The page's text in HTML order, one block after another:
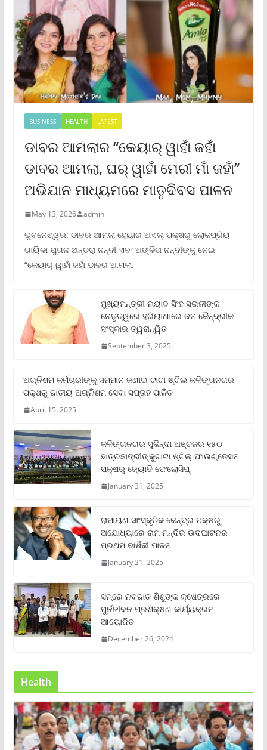
BUSINESS HEALTH LATEST
ଡାବର ଆମଲାର “କେୟାର୍ ୱାହାଁ ଜହାଁ
ଡାବର ଆମଲା, ଘର୍ ୱାହାଁ ମେରୀ ମାଁ ଜହାଁ”
ଅଭିଯାନ ମାଧ୍ୟମରେ ମାତୃଦିବସ ପାଳନ
May 13, 2026 admin
ଭୁବନେଶ୍ୱର: ଡାବର ଆମଲା ହେୟାର ଅଏଲ୍ ପକ୍ଷରୁ ଲୋକପ୍ରିୟ
ଗାୟିକା ଯୁଗଳ ଅନ୍ତରା ନନ୍ଦୀ ଏବଂ ଅଙ୍କିତା ନନ୍ଦୀଙ୍କୁ ନେଇ
“କେୟାର୍ ୱାହାଁ ଜହାଁ ଡାବର ଆମଲା,
ମୁଖ୍ୟମନ୍ତ୍ରୀ ନାୟାବ ସିଂହ ସଇନୀଙ୍କ
ନେତୃତ୍ୱରେ ହରିୟାଣାରେ ଜନ କୈନ୍ଦ୍ରୀକ
ସଂସ୍କାର ତ୍ୱରାନ୍ୱିତ
September 3, 2025
ଅଗ୍ନିଶମ କର୍ମଚାରୀଙ୍କୁ ସମ୍ମାନ ଜଣାଇ ଟାଟା ଷ୍ଟିଲ କଳିଙ୍ଗନଗର
ପକ୍ଷରୁ ଜାତୀୟ ଅଗ୍ନିଶମ ସେବା ସପ୍ତାହ ପାଳିତ
April 15, 2025
କଳିଙ୍ଗନଗର ସୁକିନ୍ଦା ଅଞ୍ଚଳର ୧୫୦
ଛାତ୍ରଛାତ୍ରୀଙ୍କୁଟାଟା ଷ୍ଟିଲ୍ ଫାଉଣ୍ଡେସନ
ପକ୍ଷରୁ ଜ୍ୟୋତି ଫେଲୋସିପ୍‌
January 31, 2025
ରାମାୟଣ ସାଂସ୍କୃତିକ କେନ୍ଦ୍ର ପକ୍ଷରୁ
ଅଯୋଧ୍ୟାରେ ରାମ ମନ୍ଦିର ଉଦଘାଟନର
ପ୍ରଥମ ବାର୍ଷିକୀ ପାଳନ
January 21, 2025
ସମ୍‌ରେ ନବଜାତ ଶିଶୁଙ୍କ କ୍ଷେତ୍ରରେ
ପୁର୍ନଜୀବନ ପ୍ରଶିକ୍ଷଣ କାର୍ଯ୍ୟକ୍ରମ
ଆୟୋଜିତ
December 26, 2024
Health